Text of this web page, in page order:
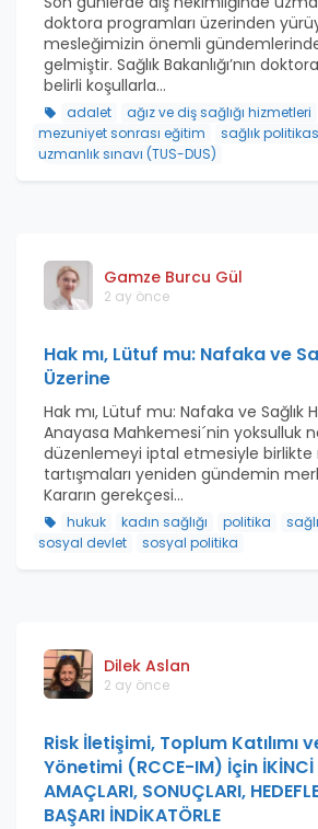
doktora programları üzerinden
mesleğimizin önemli
gelmiştir. Sağlık Bakanlığı’nın
belirli koşullarla...
adalet ağız ve diş sağlığı hizmetleri
mezuniyet sonrası eğitim
sağlık
uzmanlık sınavı (TUS-DUS)
Gamze Burcu Gül
2 ay önce
Hak mı, Lütuf mu: Nafaka ve
Üzerine
Hak mı, Lütuf mu: Nafaka ve Sağlık
Anayasa Mahkemesi´nin yoksulluk
düzenlemeyi iptal etmesiyle birlikte
tartışmaları yeniden gündemin
Kararın gerekçesi...
hukuk kadın sağlığı politika
sosyal devlet
sosyal politika
Dilek Aslan
2 ay önce
Risk İletişimi, Toplum Katılımı
Yönetimi (RCCE-IM) İçin İKİNCİ
AMAÇLARI, SONUÇLARI,
BAŞARI İNDİKATÖRLE